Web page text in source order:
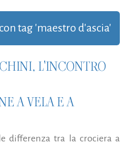
tag 'maestro d'ascia'
L'INCONTRO
A VELA E A
differenza tra la crociera a